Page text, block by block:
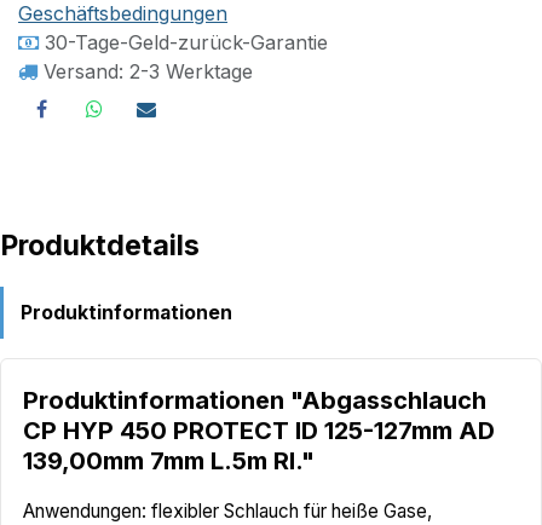
Geschäftsbedingungen
30-Tage-Geld-zurück-Garantie
Versand: 2-3 Werktage
Produktdetails
Produktinformationen
Produktinformationen "Abgasschlauch
CP HYP 450 PROTECT ID 125-127mm AD
139,00mm 7mm L.5m Rl."
Anwendungen: flexibler Schlauch für heiße Gase,